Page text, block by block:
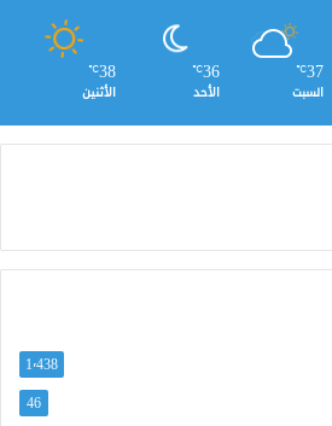
37
℃
السبت
36
℃
الأحد
38
℃
الأثنين
1٬438
46